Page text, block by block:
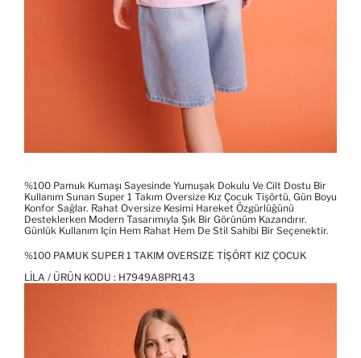
%100 Pamuk Kumaşı Sayesinde Yumuşak Dokulu Ve Cilt Dostu Bir
Kullanım Sunan Super 1 Takım Oversize Kız Çocuk Tişörtü, Gün Boyu
Konfor Sağlar. Rahat Oversize Kesimi Hareket Özgürlüğünü
Desteklerken Modern Tasarımıyla Şık Bir Görünüm Kazandırır.
Günlük Kullanım Için Hem Rahat Hem De Stil Sahibi Bir Seçenektir.
%100 PAMUK SUPER 1 TAKIM OVERSIZE TIŞÖRT KIZ ÇOCUK
LILA / ÜRÜN KODU : H7949A8PR143